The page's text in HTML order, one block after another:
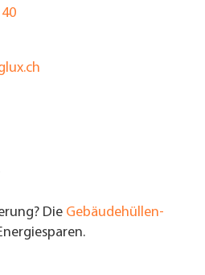
Die Gebäudehüllen-